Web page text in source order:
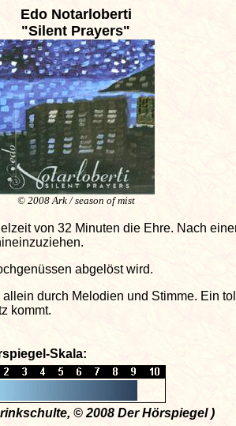
Edo Notarloberti
"Silent Prayers"
© 2008 Ark / season of mist
von 32 Minuten die Ehre. Nach
abgelöst wird.
durch Melodien und Stimme. Ein
kommt.
Skala:
© 2008 Der Hörspiegel )